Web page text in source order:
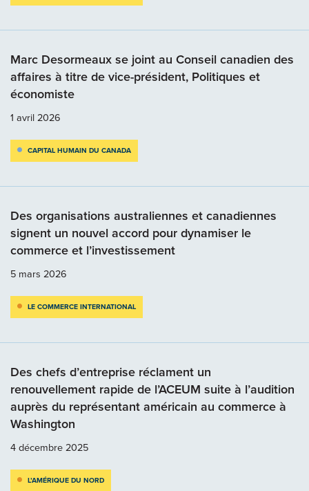
Marc Desormeaux se joint au Conseil canadien des
affaires à titre de vice-président, Politiques et
économiste
1 avril 2026
CAPITAL HUMAIN DU CANADA
Des organisations australiennes et canadiennes
signent un nouvel accord pour dynamiser le
commerce et l’investissement
5 mars 2026
LE COMMERCE INTERNATIONAL
Des chefs d’entreprise réclament un
renouvellement rapide de l’ACEUM suite à l’audition
auprès du représentant américain au commerce à
Washington
4 décembre 2025
L’AMÉRIQUE DU NORD